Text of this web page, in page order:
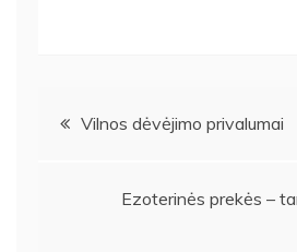
Navigacija
Vilnos dėvėjimo privalumai
Ezoterinės prekės –